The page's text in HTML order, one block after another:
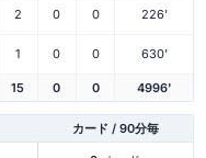
2 0 0 226'
1 0 0 630'
15 0 0 4996'
カード / 90分毎